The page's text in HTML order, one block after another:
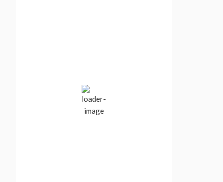
17
Broken Clouds